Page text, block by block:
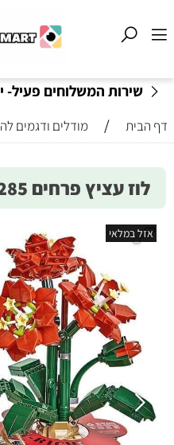
שירות המשלוחים פעיל-
דף הבית / מודלים ודגמים
לוז עציץ פרחים 1285 - Loz
אזל במלאי